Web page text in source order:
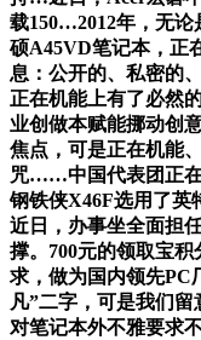
载150…2012年，无
硕A45VD笔记本，正
息：公开的、私密的
正在机能上有了必然
业创做本赋能挪动创
焦点，可是正在机能
咒……中国代表团正
钢铁侠X46F选用了英
近日，办事坐全面担
撑。700元的领取宝
求，做为国内领先
凡”二字，可是我们留
对笔记本外不雅要求